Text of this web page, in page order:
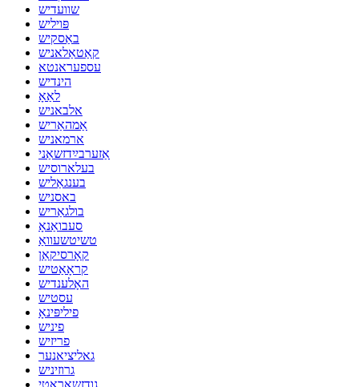
שוועדיש
פּויליש
באַסקיש
קאַטאַלאניש
עספעראנטא
הינדיש
לאַאָ
אלבאניש
אַמהאַריש
ארמאניש
אַזערבײַדזשאַני
בעלארוסיש
בענגאַליש
באסניש
בולגאַריש
סעבואַנאָ
טשיטשעוואַ
קאָרסיקאַן
קראָאַטיש
האָלענדיש
עסטיש
פיליפּינאָ
פיניש
פריזיש
גאליציאנער
גרוזיניש